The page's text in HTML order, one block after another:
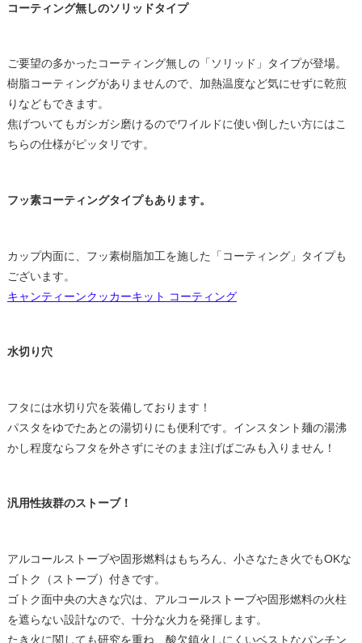
コーティング無しのソリッドタイプ
ご要望の多かったコーティング無しの「ソリッド」タイプが登場。
樹脂コーティングがありませんので、加熱温度など気にせずに乾煎
りなどもできます。
焦げついてもガシガシ磨けるのでワイルドに使い倒したい方にはこ
ちらの仕様がピッタリです。
フッ素コーティングタイプもあります。
カップ内面に、フッ素樹脂加工を施した「コーティング」タイプも
ございます。
キャンティーンクッカーキット コーティング
水切り穴
フタには水切り穴を装備しております！
パスタをゆでたあとの湯切りにも便利です。インスタント麺の湯沸
かし程度ならフタを外さずにそのまま注げばごみも入りません！
汎用性抜群のストーブ！
アルコールストーブや固形燃料はもちろん、小さなたき火でもOKな
ゴトク（ストーブ）付きです。
ゴトク面中央の大きな穴は、アルコールストーブや固形燃料の火柱
を遮らない設計なので、十分な火力を発揮します。
たき火に関しても研究を重ね、酸欠鎮火しにくいベストなパンチン